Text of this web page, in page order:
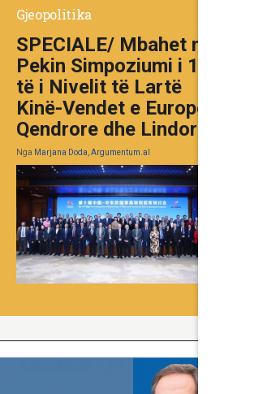
Gjeopolitika
SPECIALE/ Mbahet në
Pekin Simpoziumi i 10-
të i Nivelit të Lartë
Kinë-Vendet e Europës
Qendrore dhe Lindore
Nga Marjana Doda, Argumentum.al